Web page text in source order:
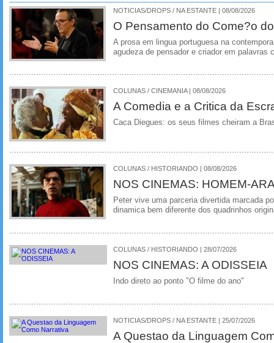
NOTICIAS/DROPS / NA ESTANTE | 08/08/2026
O Pensamento do Come?o
A prosa em lingua portuguesa na
agudeza de pensador e criador em palavras
COLUNAS / CINEMANIA | 08/08/2026
A Comedia e a Critica da
Caca Diegues: os seus filmes cheiram a
COLUNAS / HISTORIANDO | 08/08/2026
NOS CINEMAS: HOMEM-
Peter vive uma parceria divertida marcada
dinamica bem diferente dos quadrinhos
COLUNAS / HISTORIANDO | 28/07/2026
NOS CINEMAS: A ODISSEIA
Indo direto ao ponto "O filme do ano"
NOTICIAS/DROPS / NA ESTANTE | 25/07/2026
A Questao da Linguagem